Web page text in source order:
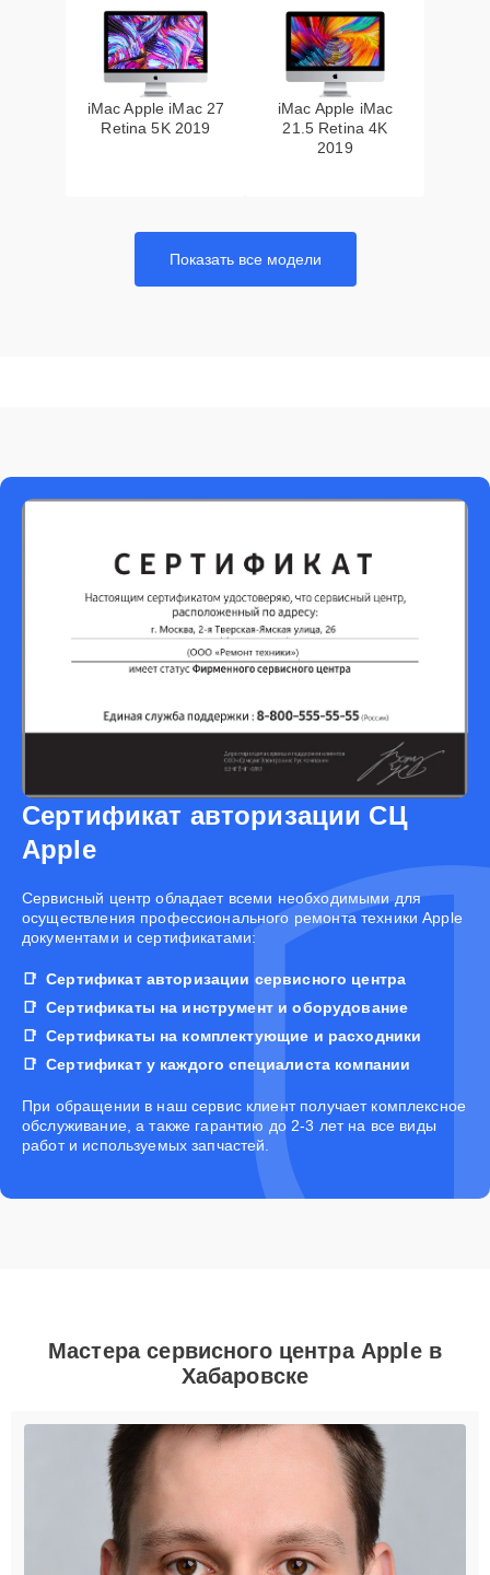
iMac Apple iMac 27
Retina 5K 2019
iMac Apple iMac
21.5 Retina 4K
2019
Показать все модели
Сертификат авторизации СЦ
Apple
Cервисный центр обладает всеми необходимыми для
осуществления профессионального ремонта техники Apple
документами и сертификатами:
Сертификат авторизации сервисного центра
Сертификаты на инструмент и оборудование
Сертификаты на комплектующие и расходники
Сертификат у каждого специалиста компании
При обращении в наш сервис клиент получает комплексное
обслуживание, а также гарантию до 2-3 лет на все виды
работ и используемых запчастей.
Мастера сервисного центра Apple в
Хабаровске